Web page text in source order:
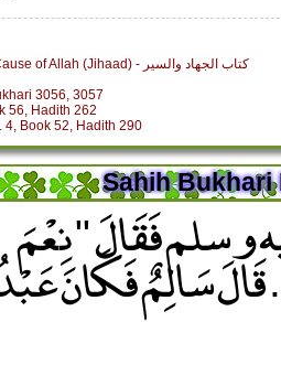
Book: Fighting for the Cause of Allah (Jihaad) - كتاب الجهاد والسير
3056, 3057
56, Hadith 262
4, Book 52, Hadith 290
Sahih Bukhari
وسلم فَقَالَ ‏ "‏ نِعْمَ
سَالِمٌ فَكَانَ عَبْدُ